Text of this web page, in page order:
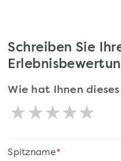
Schreiben Sie
Wie hat Ihnen
*
Spitzname